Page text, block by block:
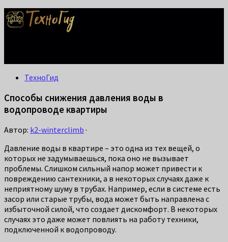
ТехноГид
Способы снижения давления воды в
водопроводе квартиры
Автор: k2-winterclimb ·
Давление воды в квартире – это одна из тех вещей, о
которых не задумываешься, пока оно не вызывает
проблемы. Слишком сильный напор может привести к
повреждению сантехники, а в некоторых случаях даже к
неприятному шуму в трубах. Например, если в системе есть
засор или старые трубы, вода может быть направлена с
избыточной силой, что создает дискомфорт. В некоторых
случаях это даже может повлиять на работу техники,
подключенной к водопроводу.